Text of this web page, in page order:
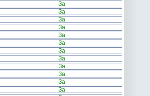
За
За
За
За
За
За
За
За
За
За
За
За